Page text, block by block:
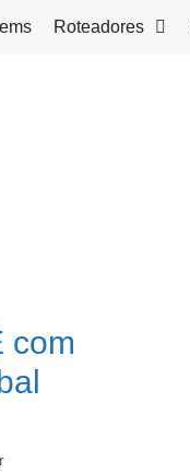
Roteadores
com